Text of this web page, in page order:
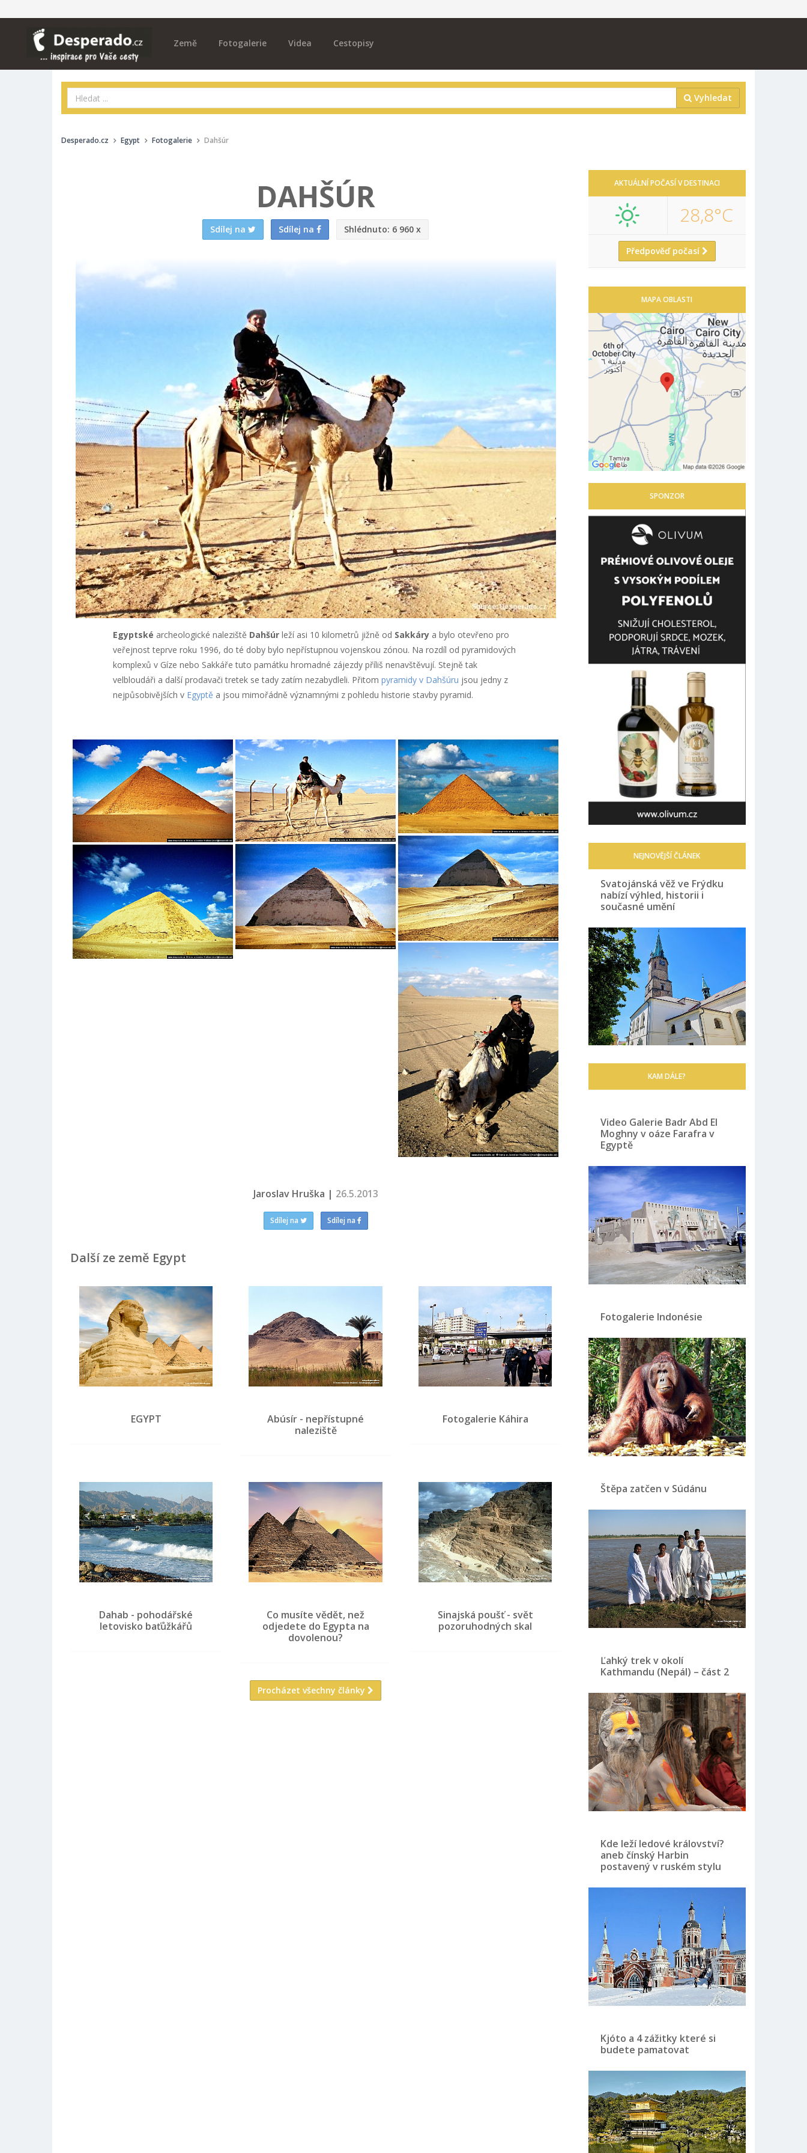
Země Fotogalerie Videa Cestopisy
Vyhledat
Desperado.cz Egypt Fotogalerie Dahšúr
DAHŠÚR
Sdílej na Sdílej na Shlédnuto: 6 960 x
Egyptské archeologické naleziště Dahšúrleží asi 10 kilometrů jižně od Sakkárya bylo otevřeno pro
veřejnost teprve roku 1996, do té doby bylo nepřístupnou vojenskou zónou. Na rozdíl od pyramidových
komplexů v Gíze nebo Sakkáře tuto památku hromadné zájezdy příliš nenavštěvují. Stejně tak
velbloudáři a další prodavači tretek se tady zatím nezabydleli. Přitom pyramidy v Dahšúru jsou jedny z
nejpůsobivějších v Egyptě a jsou mimořádně významnými z pohledu historie stavby pyramid.
Jaroslav Hruška | 26.5.2013
Sdílej na Sdílej na
Další ze země Egypt
EGYPT
Abúsír - nepřístupné
naleziště
Fotogalerie Káhira
Dahab - pohodářské
letovisko baťůžkářů
Co musíte vědět, než
odjedete do Egypta na
dovolenou?
Sinajská poušť - svět
pozoruhodných skal
Procházet všechny články
AKTUÁLNÍ POČASÍ V DESTINACI
28,8°C
Předpověď počasí
MAPA OBLASTI
SPONZOR
NEJNOVĚJŠÍ ČLÁNEK
Svatojánská věž ve Frýdku
nabízí výhled, historii i
současné umění
KAM DÁLE?
Video Galerie Badr Abd El
Moghny v oáze Farafra v
Egyptě
Fotogalerie Indonésie
Štěpa zatčen v Súdánu
Ľahký trek v okolí
Kathmandu (Nepál) – část 2
Kde leží ledové království?
aneb čínský Harbin
postavený v ruském stylu
Kjóto a 4 zážitky které si
budete pamatovat